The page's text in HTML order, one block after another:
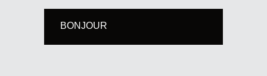
BONJOUR